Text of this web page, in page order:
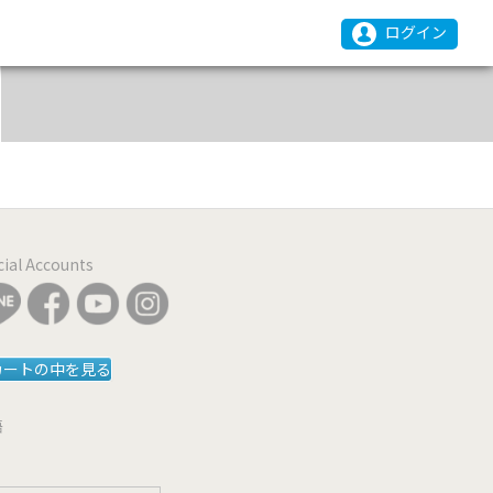
ログイン
Accounts
トの中を見る